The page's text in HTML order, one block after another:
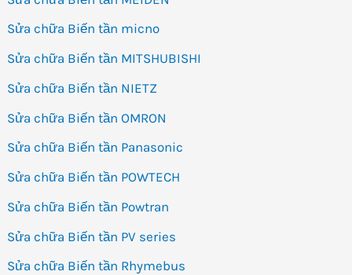
Sửa chữa Biến tần micno
Sửa chữa Biến tần MITSHUBISHI
Sửa chữa Biến tần NIETZ
Sửa chữa Biến tần OMRON
Sửa chữa Biến tần Panasonic
Sửa chữa Biến tần POWTECH
Sửa chữa Biến tần Powtran
Sửa chữa Biến tần PV series
Sửa chữa Biến tần Rhymebus